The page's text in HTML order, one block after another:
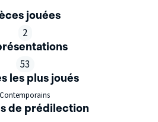
jouées
2
53
les plus joués
Contemporains
de prédilection